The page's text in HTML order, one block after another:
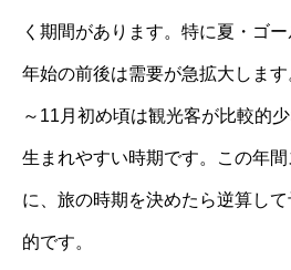
く期間があります。特に夏・ゴ
年始の前後は需要が急拡大しま
～11月初め頃は観光客が比較的
生まれやすい時期です。この年
に、旅の時期を決めたら逆算し
的です。